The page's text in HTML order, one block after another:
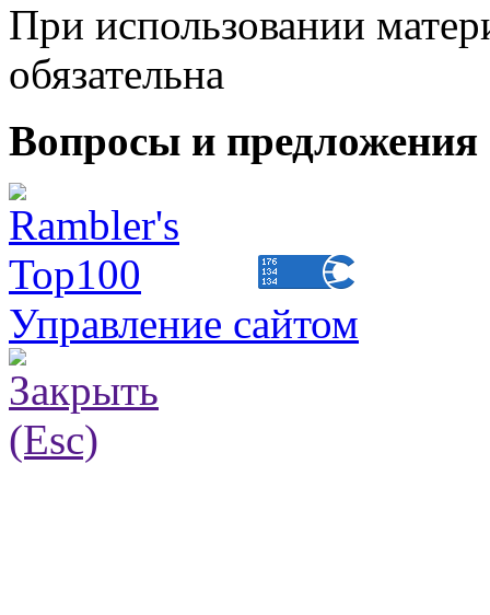
При использовании
обязательна
Вопросы и
Управление сайтом